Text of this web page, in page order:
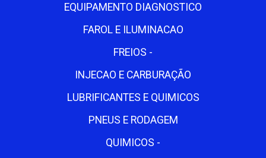
EQUIPAMENTO DIAGNOSTICO
FAROL E ILUMINACAO
FREIOS -
INJECAO E CARBURAÇÃO
LUBRIFICANTES E QUIMICOS
PNEUS E RODAGEM
QUIMICOS -